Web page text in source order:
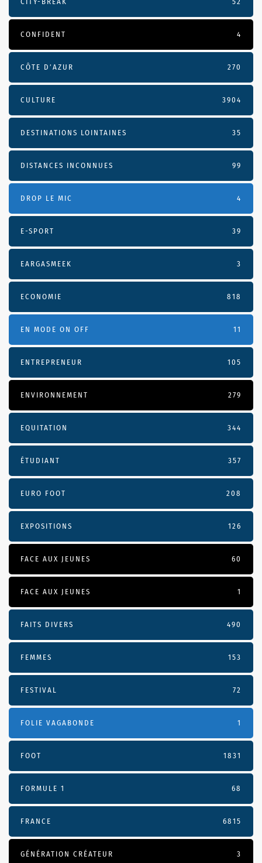
CONFIDENT 4
CÔTE D’AZUR 270
CULTURE 3904
DESTINATIONS LOINTAINES 35
DISTANCES INCONNUES 99
DROP LE MIC 4
E-SPORT 39
EARGASMEEK 3
ECONOMIE 818
EN MODE ON OFF 11
ENTREPRENEUR 105
ENVIRONNEMENT 279
EQUITATION 344
ÉTUDIANT 357
EURO FOOT 208
EXPOSITIONS 126
FACE AUX JEUNES 60
FACE AUX JEUNES 1
FAITS DIVERS 490
FEMMES 153
FESTIVAL 72
FOLIE VAGABONDE 1
FOOT 1831
FORMULE 1 68
FRANCE 6815
GÉNÉRATION CRÉATEUR 3